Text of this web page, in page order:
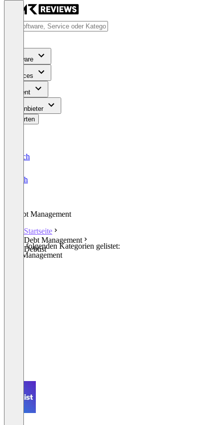
Software
Services
Content
Für Anbieter
Bewerten
Deutsch
English
Debt Management
Startseite
Debt Management
Debtist
In den folgenden Kategorien gelistet:
Debt Management